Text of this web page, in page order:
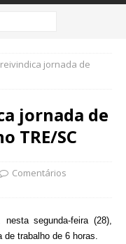
reivindica jornada de
jornada de
TRE/SC
Comentários
segunda-feira (28),
trabalho de 6 horas.